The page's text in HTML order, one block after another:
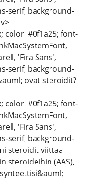
serif; background-
color: #0f1a25; font-
'Fira Sans',
serif; background-
ovat steroidit?
color: #0f1a25; font-
'Fira Sans',
serif; background-
steroidit viittaa
steroideihin (AAS),